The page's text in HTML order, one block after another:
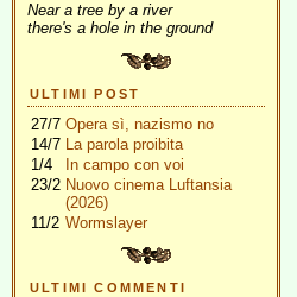
Near a tree by a river
there's a hole in the ground
ULTIMI POST
27/7 Opera sì, nazismo no
14/7 La parola proibita
1/4
In campo con voi
23/2 Nuovo cinema Luftansia
(2026)
11/2 Wormslayer
ULTIMI COMMENTI